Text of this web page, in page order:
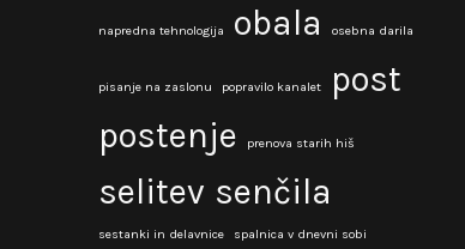
napredna tehnologija obala osebna darila
pisanje na zaslonu popravilo kanalet
post
postenje
prenova starih hiš
selitev senčila
sestanki in delavnice spalnica v dnevni sobi